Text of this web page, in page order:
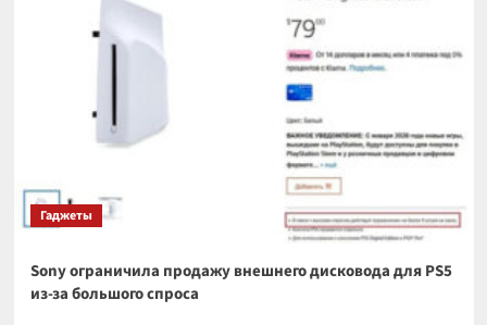
Гаджеты
Sony ограничила продажу внешнего дисковода для PS5
из-за большого спроса